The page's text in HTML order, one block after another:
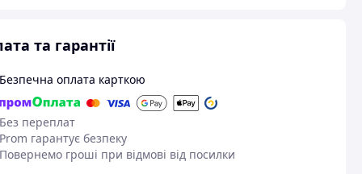
та гарантії
Безпечна оплата карткою
Без переплат
Prom гарантує безпеку
Повернемо гроші при відмові від посилки